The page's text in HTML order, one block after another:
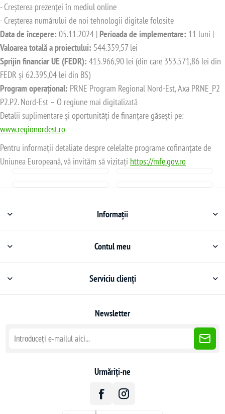
- Creșterea prezenței în mediul online
- Creșterea numărului de noi tehnologii digitale folosite
Data de începere: 05.11.2024 | Perioada de implementare: 11 luni |
Valoarea totală a proiectului: 544.359,57 lei
Sprijin financiar UE (FEDR): 415.966,90 lei (din care 353.571,86 lei din
FEDR și 62.395,04 lei din BS)
Program operațional: PRNE Program Regional Nord-Est, Axa PRNE_P2
P2.P2. Nord-Est – O regiune mai digitalizată
Detalii suplimentare și oportunități de finanțare găsești pe:
www.regionordest.ro
Pentru informații detaliate despre celelalte programe cofinanțate de
Uniunea Europeană, vă invităm să vizitați https://mfe.gov.ro
Informații
Contul meu
Serviciu clienți
Newsletter
Urmăriți-ne